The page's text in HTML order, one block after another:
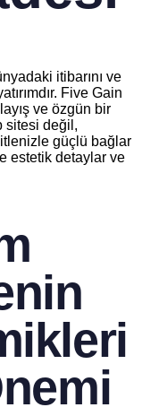
itibarını ve
Five Gain
ve özgün bir
sitesi değil,
güçlü bağlar
estetik detaylar ve